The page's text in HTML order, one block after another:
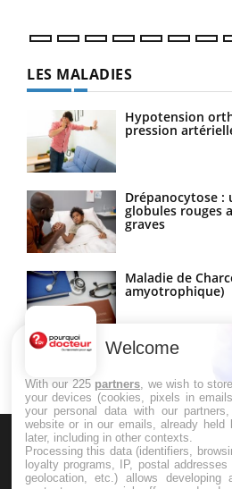
LES MALADIES
Hypotension
pression
Drépanocytose :
globules rouges
graves
Maladie de
amyotrophique)
Welcome
With our 225 partners , we wish to
your devices (cookies, pixels in
your personal data with our
website or in our emails, already
later, including in other contexts.
Processing this data (identifiers,
loyalty programs, IP, postal
geolocation, etc.) allows developing